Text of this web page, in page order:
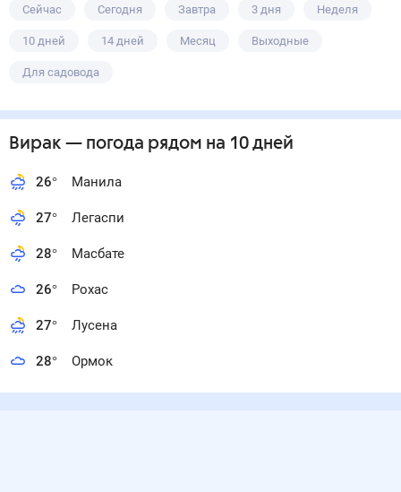
Сейчас Сегодня Завтра 3 дня Неделя
10 дней 14 дней Месяц Выходные
Для садовода
Вирак — погода рядом на 10 дней
26° Манила
27° Легаспи
28° Масбате
26° Рохас
27° Лусена
28° Ормок